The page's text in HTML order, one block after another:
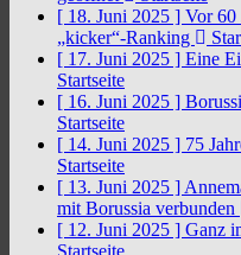
[ 18. Juni 2025 ] Vor 60
„kicker“-Ranking
[ 17. Juni 2025 ] Eine
Startseite
[ 16. Juni 2025 ]
Startseite
[ 14. Juni 2025 ] 75
Startseite
[ 13. Juni 2025 ]
mit Borussia verbunden
[ 12. Juni 2025 ] Ganz
Startseite